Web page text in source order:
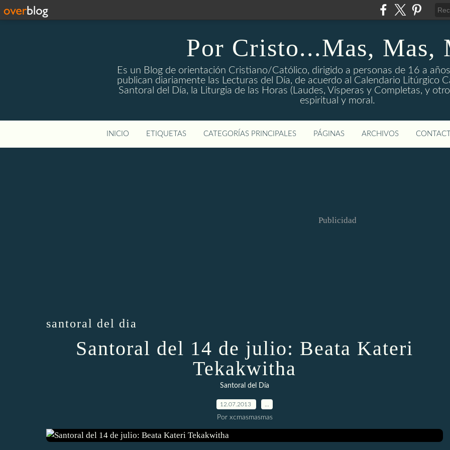
Por Cristo...Mas, Mas,
Es un Blog de orientación Cristiano/Católico, dirigido a personas de 16 a
publican diariamente las Lecturas del Día, de acuerdo al Calendario Litúrgico
Santoral del Día, la Liturgia de las Horas (Laudes, Vísperas y Completas, y
espiritual y moral.
INICIO ETIQUETAS CATEGORÍAS PRINCIPALES PÁGINAS ARCHIVOS
Publicidad
santoral del dia
Santoral del 14 de julio: Beata Kateri
Tekakwitha
Santoral del Día
12.07.2013
Por xcmasmasmas